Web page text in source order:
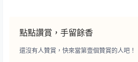
點點讚賞，手留餘香
還沒有人贊賞，快來當第壹個贊賞的人吧！